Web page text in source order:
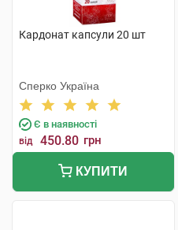
Кардонат капсули 20 шт
Сперко Україна
Є в наявності
від 450.80 грн
КУПИТИ